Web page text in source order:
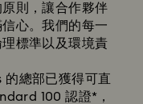
則，讓合作夥伴
心。我們的每一
標準以及環境責
總部已獲得可直
100 認證*，